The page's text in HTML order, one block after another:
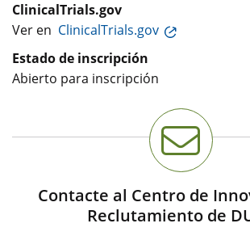
ClinicalTrials.gov
Ver en ClinicalTrials.gov
Estado de inscripción
Abierto para inscripción
Contacte al Centro de
Reclutamiento de